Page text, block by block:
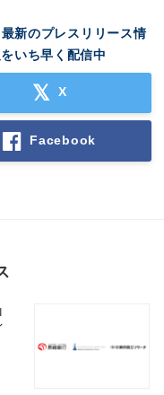
新のプレスリリース情
いち早く配信中
X
Facebook